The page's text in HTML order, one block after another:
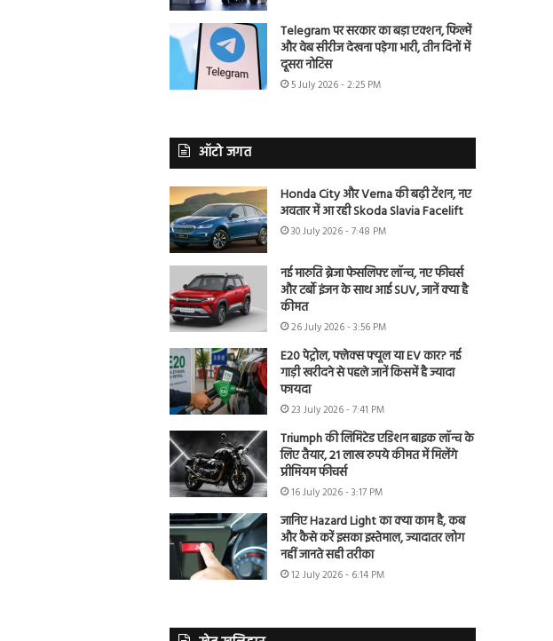
Telegram पर सरकार का बड़ा एक्शन, फिल्में
और वेब सीरीज देखना पड़ेगा भारी, तीन दिनों में
दूसरा नोटिस
5 July 2026 - 2:25 PM
ऑटो जगत
Honda City और Verna की बढ़ी टेंशन, नए
अवतार में आ रही Skoda Slavia Facelift
30 July 2026 - 7:48 PM
नई मारुति ब्रेजा फेसलिफ्ट लॉन्च, नए फीचर्स
और टर्बो इंजन के साथ आई SUV, जानें क्या है
कीमत
26 July 2026 - 3:56 PM
E20 पेट्रोल, फ्लेक्स फ्यूल या EV कार? नई
गाड़ी खरीदने से पहले जानें किसमें है ज्यादा
फायदा
23 July 2026 - 7:41 PM
Triumph की लिमिटेड एडिशन बाइक लॉन्च के
लिए तैयार, 21 लाख रुपये कीमत में मिलेंगे
प्रीमियम फीचर्स
16 July 2026 - 3:17 PM
जानिए Hazard Light का क्या काम है, कब
और कैसे करें इसका इस्तेमाल, ज्यादातर लोग
नहीं जानते सही तरीका
12 July 2026 - 6:14 PM